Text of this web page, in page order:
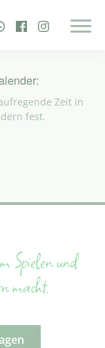
Zeit in
fest.
Spielen und
macht.